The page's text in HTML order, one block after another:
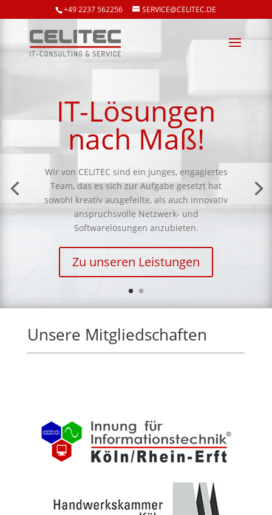
+49 2237 562256 SERVICE@CELITEC.DE
IT-Lösungen
nach Maß!
Wir von CELITEC sind ein junges, engagiertes
Team, das es sich zur Aufgabe gesetzt hat
sowohl kreativ ausgefeilte, als auch innovativ
anspruchsvolle Netzwerk- und
Softwarelösungen anzubieten.
Zu unseren Leistungen
Unsere Mitgliedschaften